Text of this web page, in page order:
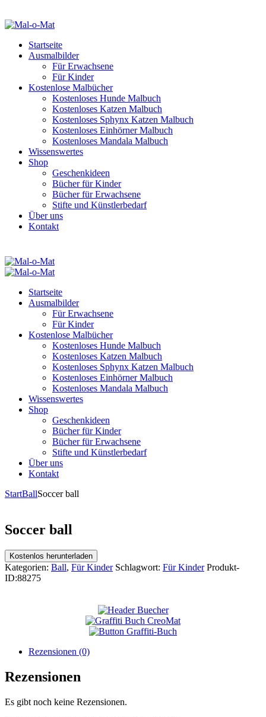
Startseite
Ausmalbilder
Für Erwachsene
Für Kinder
Kostenlose Malbücher
Kostenloses Hunde Malbuch
Kostenloses Katzen Malbuch
Kostenloses Sphynx Katzen Malbuch
Kostenloses Einhörner Malbuch
Kostenloses Mandala Malbuch
Wissenswertes
Shop
Geschenkideen
Bücher für Kinder
Bücher für Erwachsene
Stifte und Künstlerbedarf
Über uns
Kontakt
Startseite
Ausmalbilder
Für Erwachsene
Für Kinder
Kostenlose Malbücher
Kostenloses Hunde Malbuch
Kostenloses Katzen Malbuch
Kostenloses Sphynx Katzen Malbuch
Kostenloses Einhörner Malbuch
Kostenloses Mandala Malbuch
Wissenswertes
Shop
Geschenkideen
Bücher für Kinder
Bücher für Erwachsene
Stifte und Künstlerbedarf
Über uns
Kontakt
StartBallSoccer ball
Soccer ball
Kostenlos herunterladen
Kategorien: Ball, Für Kinder Schlagwort: Für Kinder Produkt-
ID:88275
Rezensionen (0)
Rezensionen
Es gibt noch keine Rezensionen.